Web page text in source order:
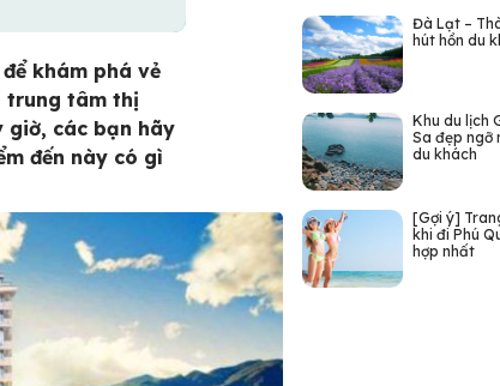
khám phá vẻ
trung tâm thị
giờ, các bạn hãy
đến này có gì
Đà Lạt –
hút hồn du
Khu du lịch
Sa đẹp ngỡ
du khách
[Gợi ý]
khi đi Phú
hợp nhất